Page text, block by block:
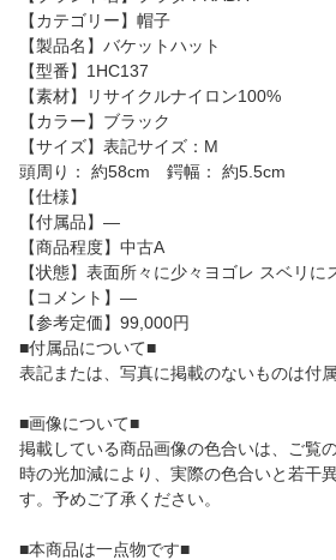
【カテゴリー】帽子
【製品名】バケットハット
【型番】1HC137
【素材】リサイクルナイロン100%
【カラー】ブラック
【サイズ】表記サイズ：M
頭周り： 約58cm 鍔幅： 約5.5cm
【仕様】
【付属品】―
【商品程度】中古A
【状態】表面所々に少々ヨゴレ スベリに
【コメント】―
【参考定価】99,000円
■付属品について■
表記または、写真に掲載のないものは付
■画像について■
掲載している商品画像の色合いは、ご覧
時の光加減により、実際の色合いと若干
す。予めご了承ください。
■本商品は一点物です■